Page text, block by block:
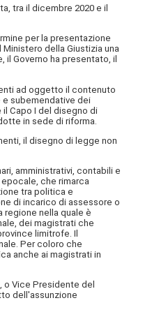
tra il dicembre 2020 e il
per la presentazione
della Giustizia una
Governo ha presentato, il
ad oggetto il contenuto
subemendative dei
Capo I del disegno di
in sede di riforma.
il disegno di legge non
amministrativi, contabili e
che rimarca
tra politica e
di incarico di assessore o
regione nella quale è
dei magistrati che
limitrofe. Il
Per coloro che
anche ai magistrati in
o Vice Presidente del
dell'assunzione